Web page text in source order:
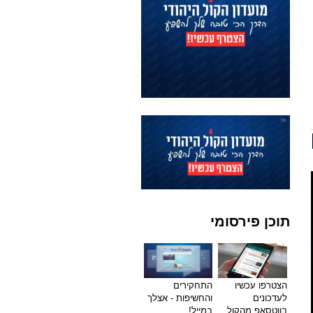
תוכן פירסומי
הצטרפו עכשיו
לעדכונים
בווטסאפ מהקול
התחקירים
והחשיפות - אצלך
במייל!